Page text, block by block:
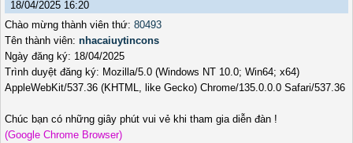
18/04/2025 16:20
Chào mừng thành viên thứ: 80493
Tên thành viên: nhacaiuytincons
Ngày đăng ký: 18/04/2025
Trình duyệt đăng ký: Mozilla/5.0 (Windows NT 10.0; Win64; x64)
AppleWebKit/537.36 (KHTML, like Gecko) Chrome/135.0.0.0 Safari/537.36
Chúc bạn có những giây phút vui vẻ khi tham gia diễn đàn !
(Google Chrome Browser)